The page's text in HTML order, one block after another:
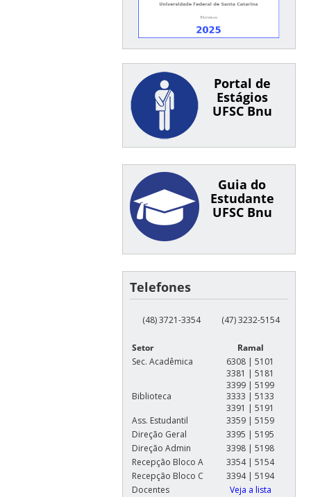
Portal de
Estágios
UFSC Bnu
Guia do
Estudante
UFSC Bnu
Telefones
(48) 3721-3354 (47) 3232-5154
Setor
Ramal
Sec. Acadêmica
6308 | 5101
3381 | 5181
3399 | 5199
Biblioteca
3333 | 5133
3391 | 5191
Ass. Estudantil
3359 | 5159
Direção Geral
3395 | 5195
Direção Admin
3398 | 5198
Recepção Bloco A
3354 | 5154
Recepção Bloco C
3394 | 5194
Docentes
Veja a lista